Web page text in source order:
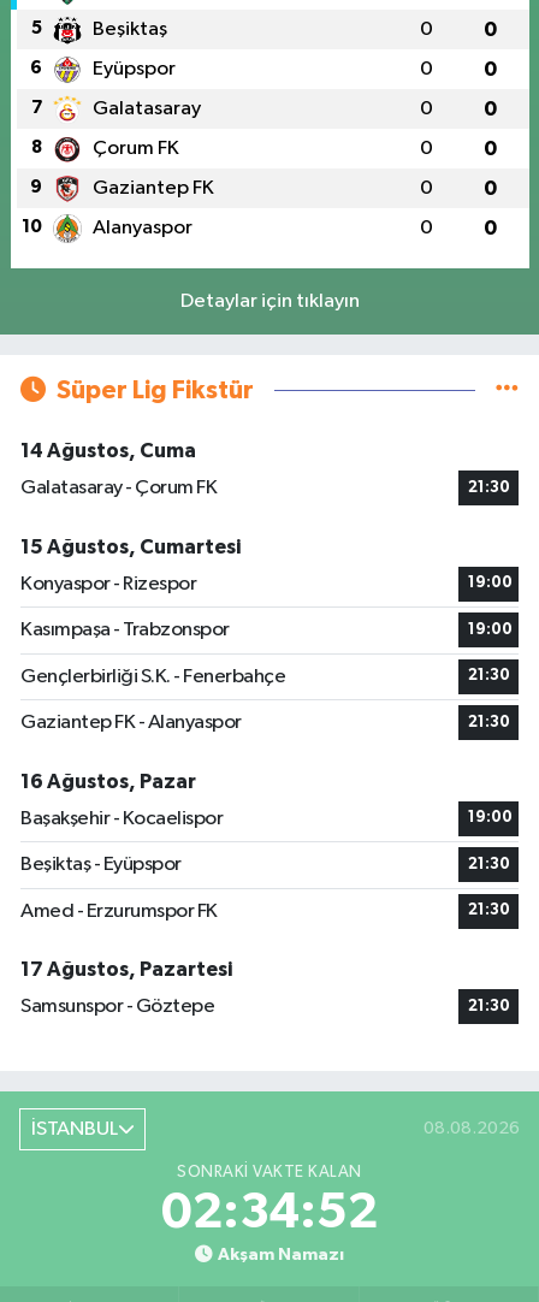
5 Beşiktaş 0 0
6 Eyüpspor 0 0
7 Galatasaray 0 0
8 Çorum FK 0 0
9 Gaziantep FK 0 0
10 Alanyaspor 0 0
Detaylar için tıklayın
Süper Lig Fikstür
14 Ağustos, Cuma
Galatasaray - Çorum FK
21:30
15 Ağustos, Cumartesi
Konyaspor - Rizespor
19:00
Kasımpaşa - Trabzonspor 19:00
Gençlerbirliği S.K. - Fenerbahçe 21:30
Gaziantep FK - Alanyaspor 21:30
16 Ağustos, Pazar
Başakşehir - Kocaelispor
19:00
Beşiktaş - Eyüpspor 21:30
Amed - Erzurumspor FK 21:30
17 Ağustos, Pazartesi
Samsunspor - Göztepe
21:30
İSTANBUL 08.08.2026
SONRAKI VAKTE KALAN
02:34:51
Akşam Namazı